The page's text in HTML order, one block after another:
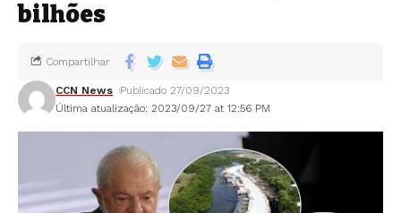
bilhões
Última atualização: 2023/09/27 at 12:56 PM
CCN News Publicado 27/09/2023
Compartilhar